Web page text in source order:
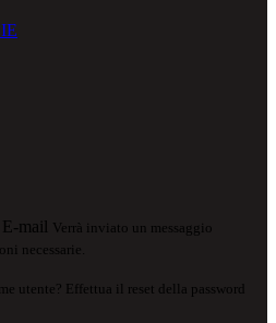
E-mail Verrà inviato un messaggio
necessarie.
utente? Effettua il reset della password